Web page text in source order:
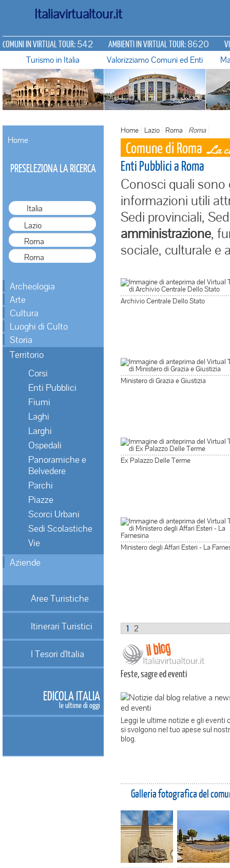
Italiavirtualtour.it
COMUNI IN VIRTUAL TOUR:542 AMBIENTI IN VIRTUAL TOUR:8620
Turismo in Italia Valorizziamo Comuni ed Enti
Home
PRESELEZIONA LA RICERCA
Italia
Archeologia
Arte
Cultura
Luoghi di Culto
Storia
Territorio
Corsi
Enti Pubblici
Fiumi
Laghi
Larghi
Ospedali
Panoramiche e
Belvedere
Parchi
Piazze
Scorci Urbani
Sedi Scolastiche
Vie
Aziende
Aree Turistiche
Itinerari Turistici
I Tesori d'Italia
EDICOLA ITALIA
le ultime di oggi
Home Lazio Roma Roma
Comune di Roma La
Enti Pubblici a Roma
Conosci quali
informazioni utili
Sedi provinciali,
amministrazione,
sociale, culturale e
Archivio Centrale Dello Stato
Ministero di Grazia e Giustizia
Ex Palazzo Delle Terme
Ministero degli Affari Esteri - La
1 2
Feste, sagre ed eventi
Leggi le ultime notizie e gli eventi
si svolgono nel tuo apese sul
blog.
Galleria fotografica del